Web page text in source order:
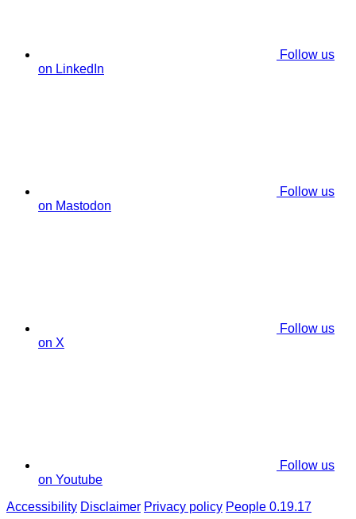
Follow us
on LinkedIn
Follow us
on Mastodon
Follow us
on X
Follow us
on Youtube
Accessibility Disclaimer Privacy policy People 0.19.17